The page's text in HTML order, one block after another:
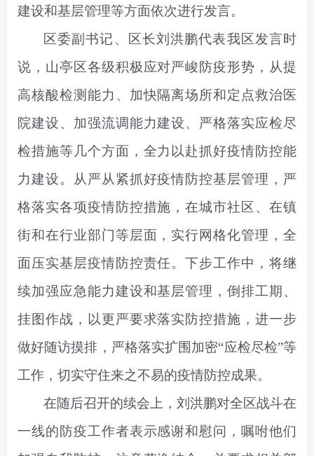
建设和基层管理等方面依次进行发言。
区委副书记、区长刘洪鹏代表我区发言时
说，山亭区各级积极应对严峻防疫形势，从提
高核酸检测能力、加快隔离场所和定点救治医
院建设、加强流调能力建设、严格落实应检尽
检措施等几个方面，全力以赴抓好疫情防控能
力建设。从严从紧抓好疫情防控基层管理，严
格落实各项疫情防控措施，在城市社区、在镇
街和在行业部门等层面，实行网格化管理，全
面压实基层疫情防控责任。下步工作中，将继
续加强应急能力建设和基层管理，倒排工期、
挂图作战，以更严要求落实防控措施，进一步
做好随访摸排，严格落实扩围加密“应检尽检”等
工作，切实守住来之不易的疫情防控成果。
在随后召开的续会上，刘洪鹏对全区战斗在
一线的防疫工作者表示感谢和慰问，嘱咐他们